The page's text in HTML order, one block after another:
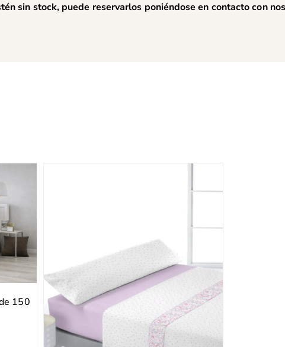
sin stock, puede reservarlos poniéndose en contacto con
150